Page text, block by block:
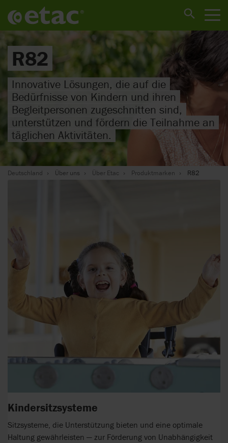
R82
Innovative Lösungen, die auf die
Bedürfnisse von Kindern und ihren
Begleitpersonen zugeschnitten sind,
unterstützen und fördern die Teilnahme an
täglichen Aktivitäten.
Deutschland Über uns Über Etac Produktmarken R82
Kindersitzsysteme
Sitzsysteme, die Unterstützung bieten und eine optimale
Haltung gewährleisten — zur Förderung von Unabhängigkeit